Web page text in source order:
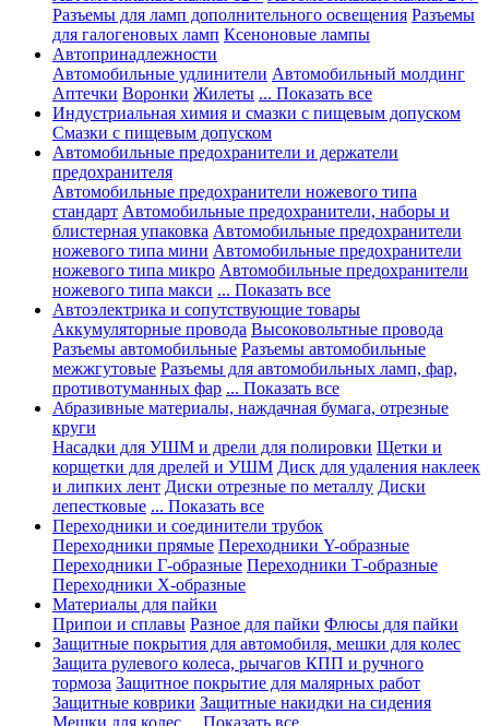
Разъемы для ламп дополнительного освещения Разъемы
для галогеновых ламп Ксеноновые лампы
Автопринадлежности
Автомобильные удлинители Автомобильный молдинг
Аптечки Воронки Жилеты ... Показать все
Индустриальная химия и смазки с пищевым допуском
Смазки с пищевым допуском
Автомобильные предохранители и держатели
предохранителя
Автомобильные предохранители ножевого типа
стандарт Автомобильные предохранители, наборы и
блистерная упаковка Автомобильные предохранители
ножевого типа мини Автомобильные предохранители
ножевого типа микро Автомобильные предохранители
ножевого типа макси ... Показать все
Автоэлектрика и сопутствующие товары
Аккумуляторные провода Высоковольтные провода
Разъемы автомобильные Разъемы автомобильные
межжгутовые Разъемы для автомобильных ламп, фар,
противотуманных фар ... Показать все
Абразивные материалы, наждачная бумага, отрезные
круги
Насадки для УШМ и дрели для полировки Щетки и
корщетки для дрелей и УШМ Диск для удаления наклеек
и липких лент Диски отрезные по металлу Диски
лепестковые ... Показать все
Переходники и соединители трубок
Переходники прямые Переходники Y-образные
Переходники Г-образные Переходники Т-образные
Переходники Х-образные
Материалы для пайки
Припои и сплавы Разное для пайки Флюсы для пайки
Защитные покрытия для автомобиля, мешки для колес
Защита рулевого колеса, рычагов КПП и ручного
тормоза Защитное покрытие для малярных работ
Защитные коврики Защитные накидки на сидения
Мешки для колес ... Показать все